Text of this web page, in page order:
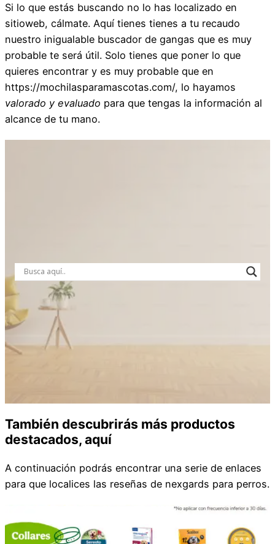
Si lo que estás buscando no lo has localizado en
sitioweb, cálmate. Aquí tienes tienes a tu recaudo
nuestro inigualable buscador de gangas que es muy
probable te será útil. Solo tienes que poner lo que
quieres encontrar y es muy probable que en
https://mochilasparamascotas.com/, lo hayamos
valorado y evaluado para que tengas la información al
alcance de tu mano.
También descubrirás más productos
destacados, aquí
A continuación podrás encontrar una serie de enlaces
para que localices las reseñas de nexgards para perros.